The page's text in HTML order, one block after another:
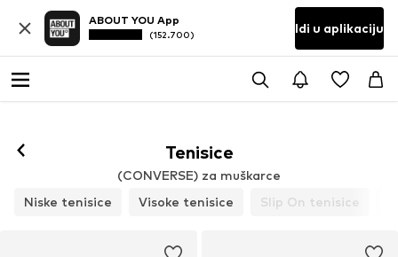
ABOUT YOU App
(152.700) Idi u aplikaciju
Tenisice
(CONVERSE) za muškarce
Niske tenisice
Visoke tenisice Slip On tenisice